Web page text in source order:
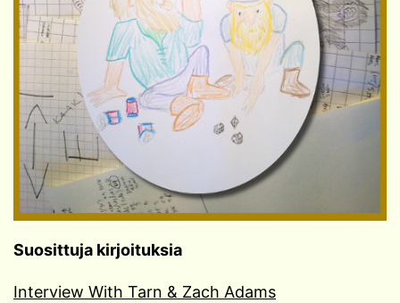
Suosittuja kirjoituksia
Interview With Tarn & Zach Adams